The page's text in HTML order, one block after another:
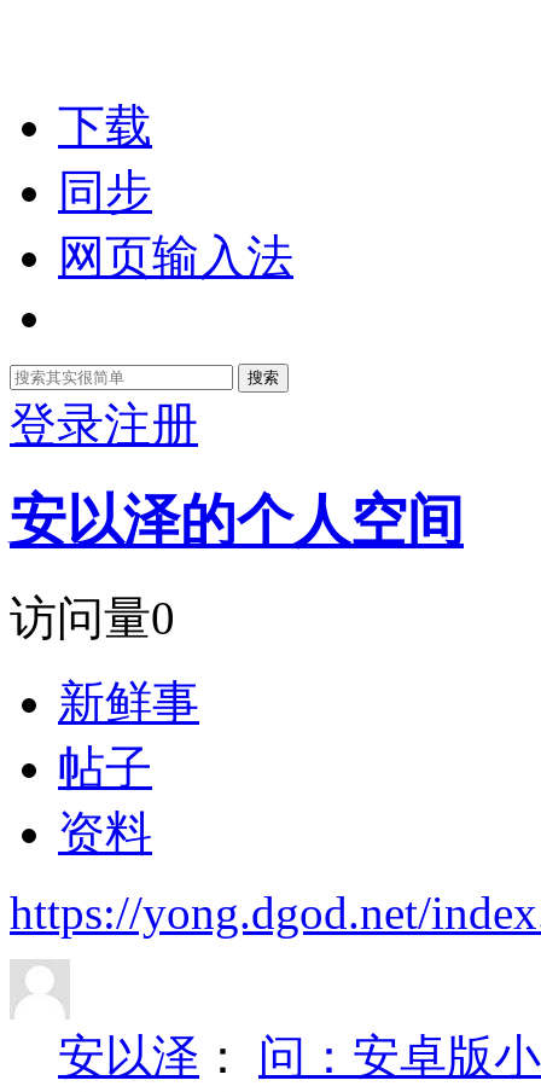
下载
同步
网页输入法
搜索
登录注册
安以泽的个人空间
访问量0
新鲜事
帖子
资料
https://yong.dgod.net/
安以泽 ： 问：安卓版